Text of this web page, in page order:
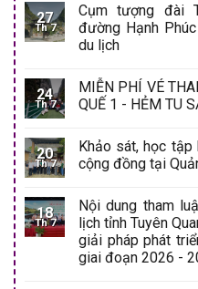
27
Th 7
Cụm tượng đài
đường Hạnh
du lịch
24
Th 7
MIỄN PHÍ VÉ
QUẾ 1 - HẺM TU
20
Th 7
Khảo sát, học tập
cộng đồng tại
18
Th 7
Nội dung tham
lịch tỉnh Tuyên
giải pháp phát
giai đoạn 2026 -